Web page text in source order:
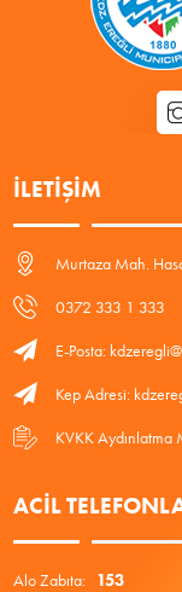
İLETIŞIM
Murtaza Mah.
0372 333 1 333
E-Posta:
Kep Adresi:
KVKK Aydınlatma
ACIL
Alo Zabıta: 153